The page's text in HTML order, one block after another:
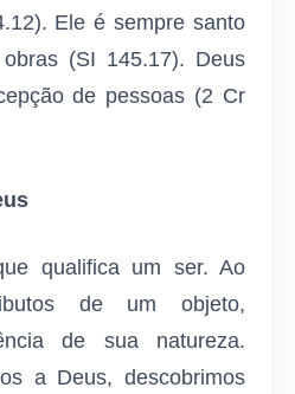
Ele é sempre santo
(SI 145.17). Deus
de pessoas (2 Cr
qualifica um ser. Ao
de um objeto,
de sua natureza.
a Deus, descobrimos